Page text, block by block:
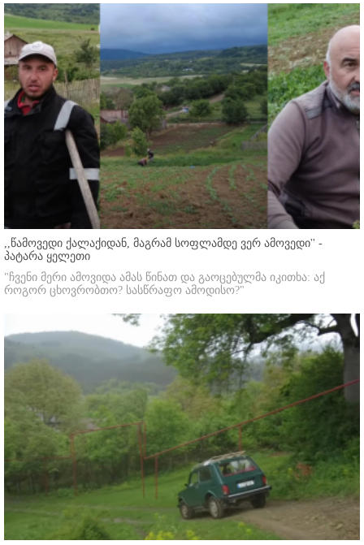
,,წამოვედი ქალაქიდან, მაგრამ სოფლამდე ვერ ამოვედი'' -
პატარა ყელეთი
"ჩვენი მერი ამოვიდა ამას წინათ და გაოცებულმა იკითხა: აქ
როგორ ცხოვრობთო? სასწრაფო ამოდისო?"